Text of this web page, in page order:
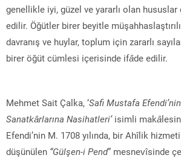
genellikle iyi, güzel ve yararlı olan
edilir. Öğütler birer beyitle
davranış ve huylar, toplum için zararlı
birer öğüt cümlesi içerisinde ifâde edilir.
Mehmet Sait Çalka, ‘Safi Mustafa
Sanatkârlarına Nasihatleri’isimli makâ
Efendi’nin M. 1708 yılında, bir Ahîlik
düşünülen “Gülşen-i Pend” mesnevîsinde